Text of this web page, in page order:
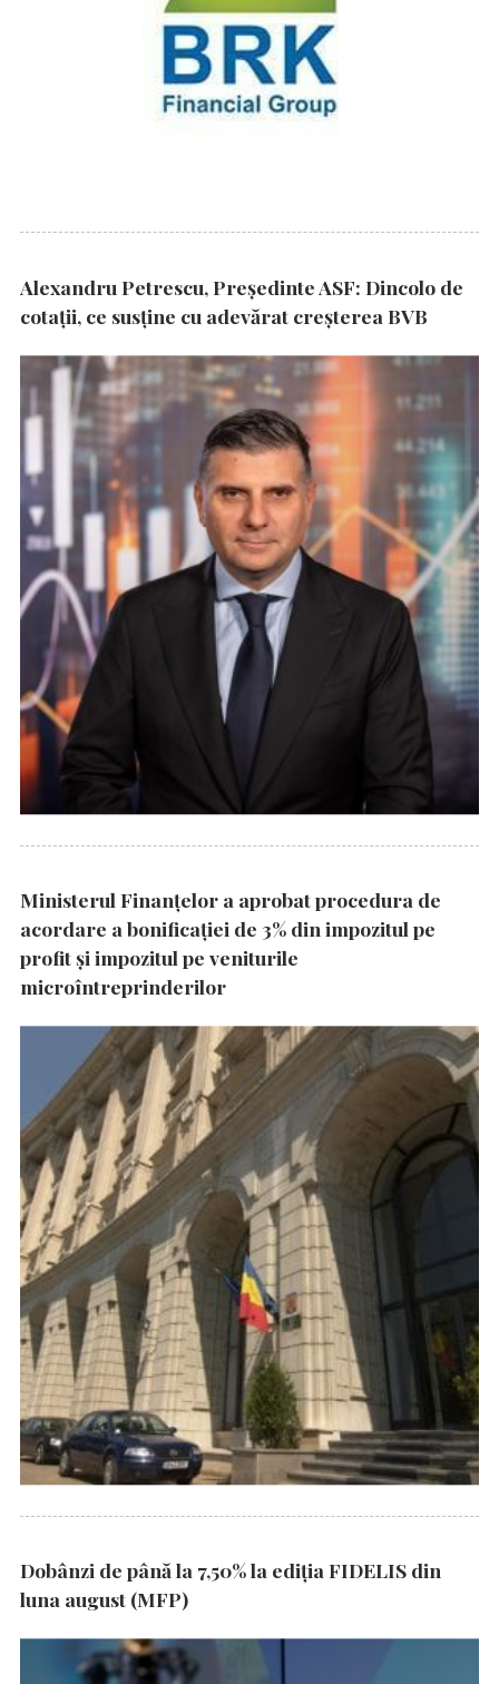
Alexandru Petrescu, Președinte ASF: Dincolo de
cotații, ce susține cu adevărat creșterea BVB
Ministerul Finanțelor a aprobat procedura de
acordare a bonificației de 3% din impozitul pe
profit și impozitul pe veniturile
microîntreprinderilor
Dobânzi de până la 7,50% la ediția FIDELIS din
luna august (MFP)